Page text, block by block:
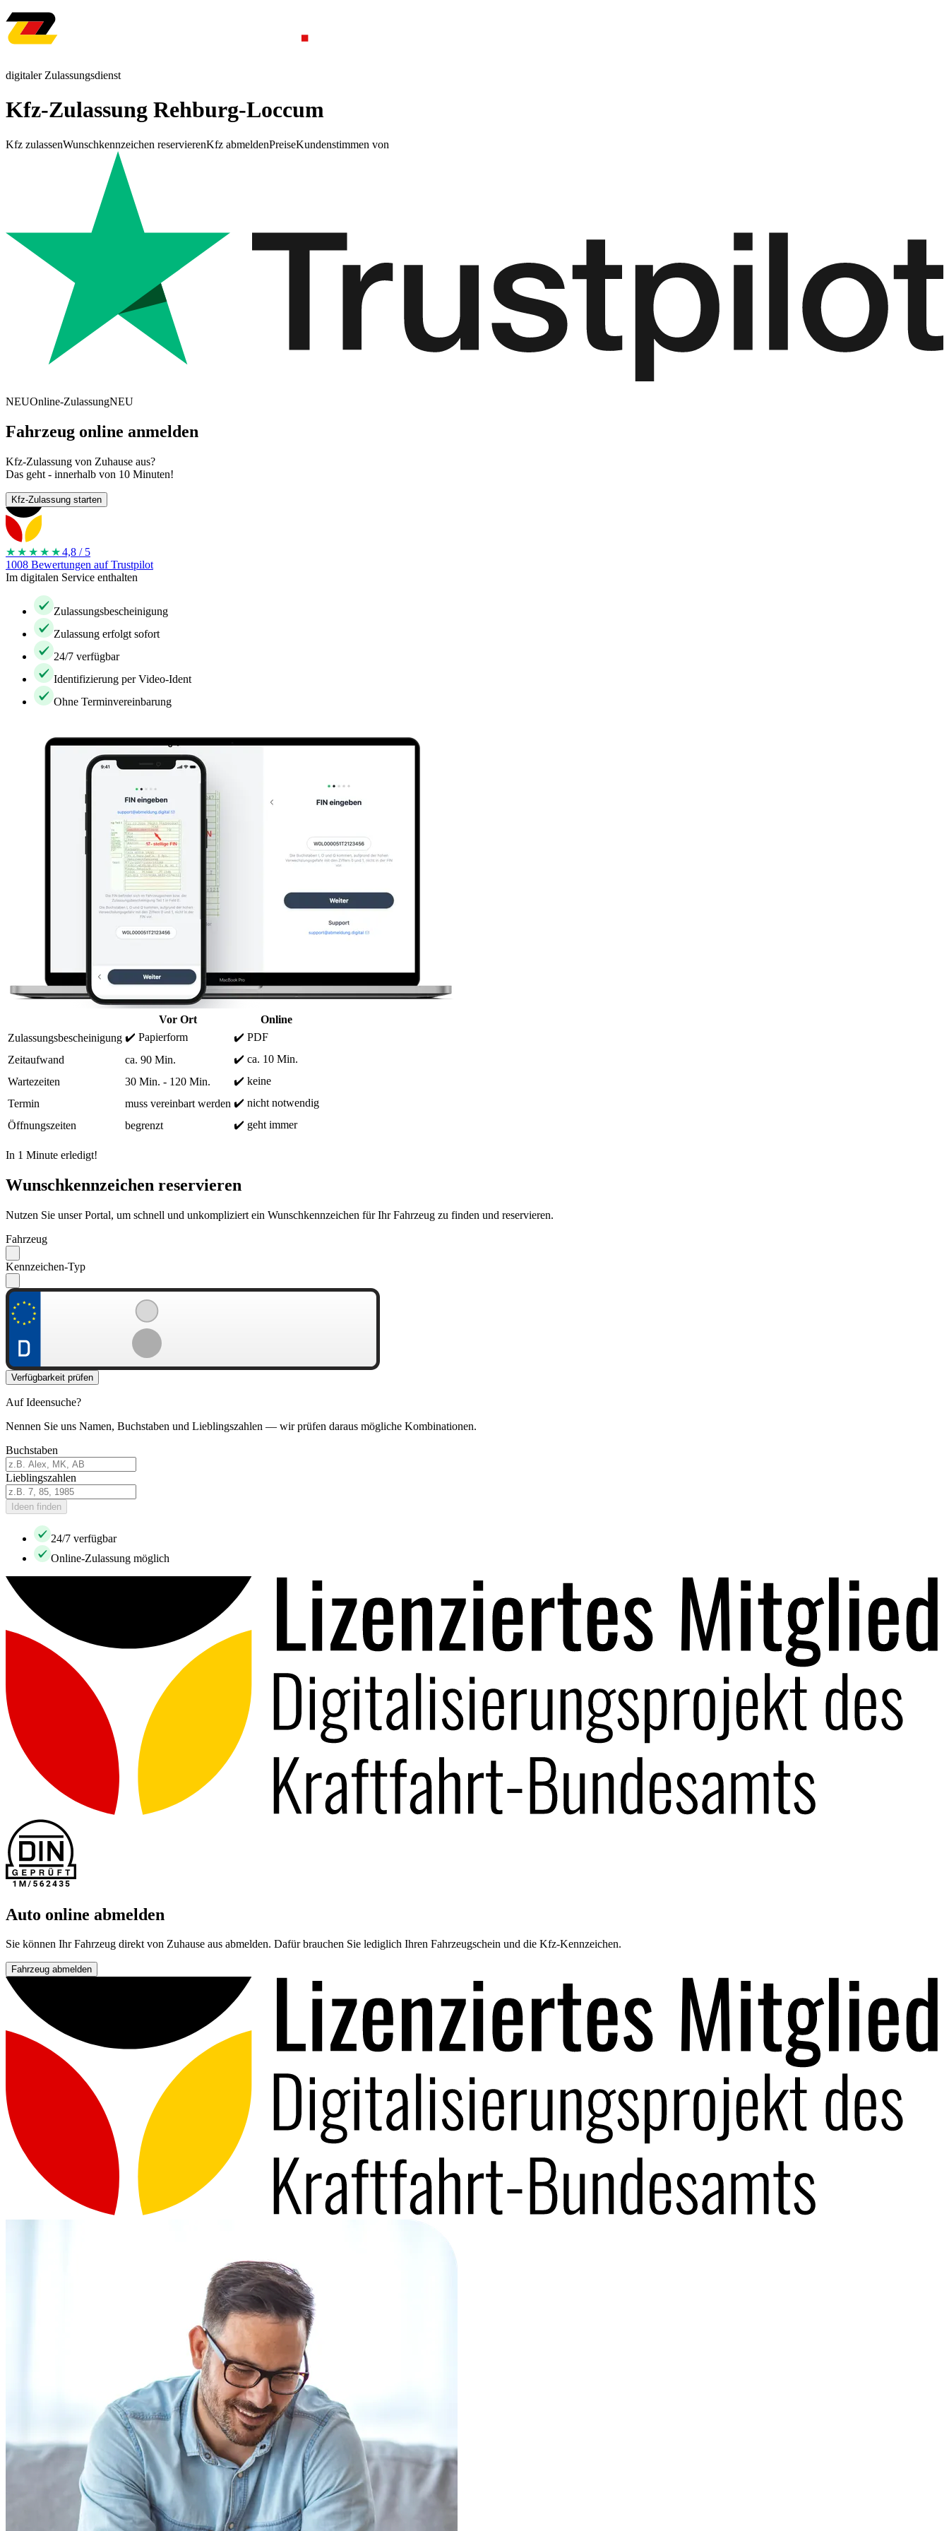
digitaler Zulassungsdienst
Kfz-Zulassung Rehburg-Loccum
Kfz zulassenWunschkennzeichen reservierenKfz abmeldenPreiseKundenstimmen von
NEUOnline-ZulassungNEU
Fahrzeug online anmelden
Kfz-Zulassung von Zuhause aus?
Das geht - innerhalb von 10 Minuten!
Kfz-Zulassung starten
★★★★ ★4,8 / 5
1008 Bewertungen auf Trustpilot
Im digitalen Service enthalten
Zulassungsbescheinigung
Zulassung erfolgt sofort
24/7 verfügbar
Identifizierung per Video-Ident
Ohne Terminvereinbarung
Vor Ort
Online
Zulassungsbescheinigung ✔️ Papierform
✔️ PDF
Zeitaufwand
ca. 90 Min.
✔️ ca. 10 Min.
Wartezeiten
30 Min. - 120 Min.
✔️ keine
Termin
muss vereinbart werden ✔️ nicht notwendig
Öffnungszeiten
begrenzt ✔️ geht immer
In 1 Minute erledigt!
Wunschkennzeichen reservieren
Nutzen Sie unser Portal, um schnell und unkompliziert ein Wunschkennzeichen für Ihr Fahrzeug zu finden und reservieren.
Fahrzeug
Kennzeichen-Typ
Verfügbarkeit prüfen
Auf Ideensuche?
Nennen Sie uns Namen, Buchstaben und Lieblingszahlen — wir prüfen daraus mögliche Kombinationen.
Buchstaben
Lieblingszahlen
Ideen finden
24/7 verfügbar
Online-Zulassung möglich
Auto online abmelden
Sie können Ihr Fahrzeug direkt von Zuhause aus abmelden. Dafür brauchen Sie lediglich Ihren Fahrzeugschein und die Kfz-Kennzeichen.
Fahrzeug abmelden